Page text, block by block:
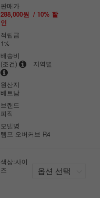
판매가
288,000원 / 10% 할
인
적립금
1%
배송비
(조건)
지역별
원산지
베트남
브랜드
피직
모델명
템포 오버커브 R4
색상:사이
즈